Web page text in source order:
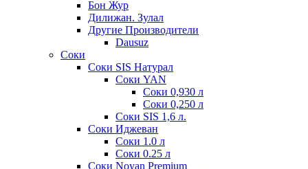
Бон Жур
Дилижан. Зулал
Другие Производители
Dausuz
Соки
Соки SIS Натурал
Соки YAN
Соки 0,930 л
Соки 0,250 л
Соки SIS 1,6 л.
Соки Иджеван
Соки 1.0 л
Соки 0.25 л
Соки Noyan Premium